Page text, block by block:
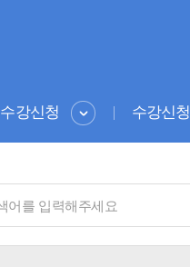
수강신청 수강신청